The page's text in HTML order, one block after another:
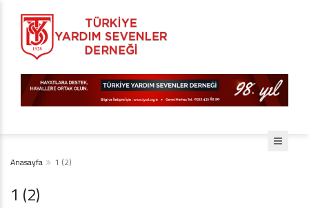
Anasayfa 1 (2)
1 (2)